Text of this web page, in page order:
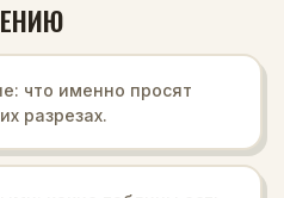
что именно просят
разрезах.